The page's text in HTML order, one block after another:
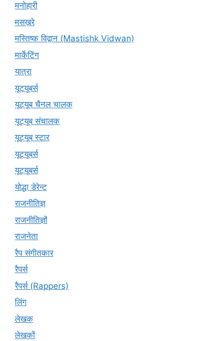
मनोहारी
मसख़रे
मस्तिष्क विद्वान (Mastishk Vidwan)
मार्केटिंग
यात्रा
यूटयूबर्स
यूट्यूब चैनल चालक
यूट्यूब संचालक
यूट्यूब स्टार
यूट्यूबर्स
यूट्‍यूबर्स
योद्धा डेरेन्ट
राजनीतिज्ञ
राजनीतिज्ञों
राजनेता
रैप संगीतकार
रैपर्स
रैपर्स (Rappers)
लिंग
लेखक
लेखकों